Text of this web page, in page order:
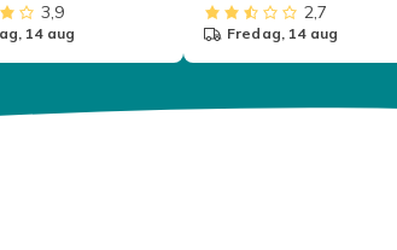
3,9
14 aug
2,7
fredag, 14 aug